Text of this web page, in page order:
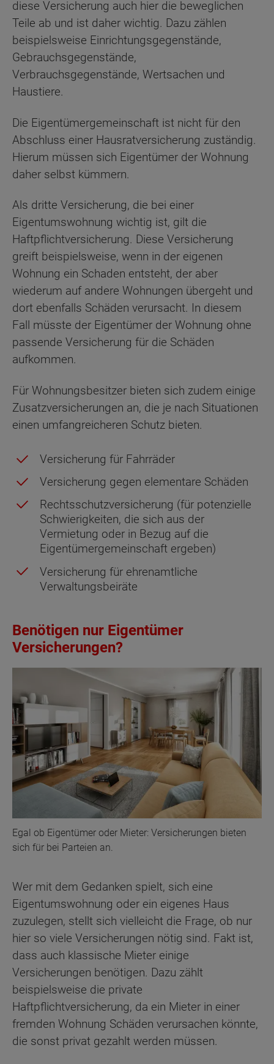
diese Versicherung auch hier die beweglichen
Teile ab und ist daher wichtig. Dazu zählen
beispielsweise Einrichtungsgegenstände,
Gebrauchsgegenstände,
Verbrauchsgegenstände, Wertsachen und
Haustiere.
Die Eigentümergemeinschaft ist nicht für den
Abschluss einer Hausratversicherung zuständig.
Hierum müssen sich Eigentümer der Wohnung
daher selbst kümmern.
Als dritte Versicherung, die bei einer
Eigentumswohnung wichtig ist, gilt die
Haftpflichtversicherung. Diese Versicherung
greift beispielsweise, wenn in der eigenen
Wohnung ein Schaden entsteht, der aber
wiederum auf andere Wohnungen übergeht und
dort ebenfalls Schäden verursacht. In diesem
Fall müsste der Eigentümer der Wohnung ohne
passende Versicherung für die Schäden
aufkommen.
Für Wohnungsbesitzer bieten sich zudem einige
Zusatzversicherungen an, die je nach Situationen
einen umfangreicheren Schutz bieten.
Versicherung für Fahrräder
Versicherung gegen elementare Schäden
Rechtsschutzversicherung (für potenzielle
Schwierigkeiten, die sich aus der
Vermietung oder in Bezug auf die
Eigentümergemeinschaft ergeben)
Versicherung für ehrenamtliche
Verwaltungsbeiräte
Benötigen nur Eigentümer
Versicherungen?
Egal ob Eigentümer oder Mieter: Versicherungen bieten
sich für bei Parteien an.
Wer mit dem Gedanken spielt, sich eine
Eigentumswohnung oder ein eigenes Haus
zuzulegen, stellt sich vielleicht die Frage, ob nur
hier so viele Versicherungen nötig sind. Fakt ist,
dass auch klassische Mieter einige
Versicherungen benötigen. Dazu zählt
beispielsweise die private
Haftpflichtversicherung, da ein Mieter in einer
fremden Wohnung Schäden verursachen könnte,
die sonst privat gezahlt werden müssen.